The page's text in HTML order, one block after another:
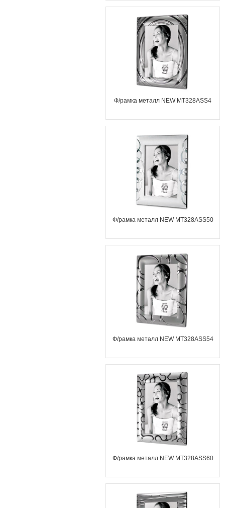
Ф/рамка металл NEW MT328ASS4
Ф/рамка металл NEW MT328ASS50
Ф/рамка металл NEW MT328ASS54
Ф/рамка металл NEW MT328ASS60